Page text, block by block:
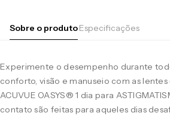
Sobre o produtoEspecificações
Experimente o desempenho durante
conforto, visão e manuseio com as
ACUVUE OASYS® 1 dia para
contato são feitas para aqueles dias